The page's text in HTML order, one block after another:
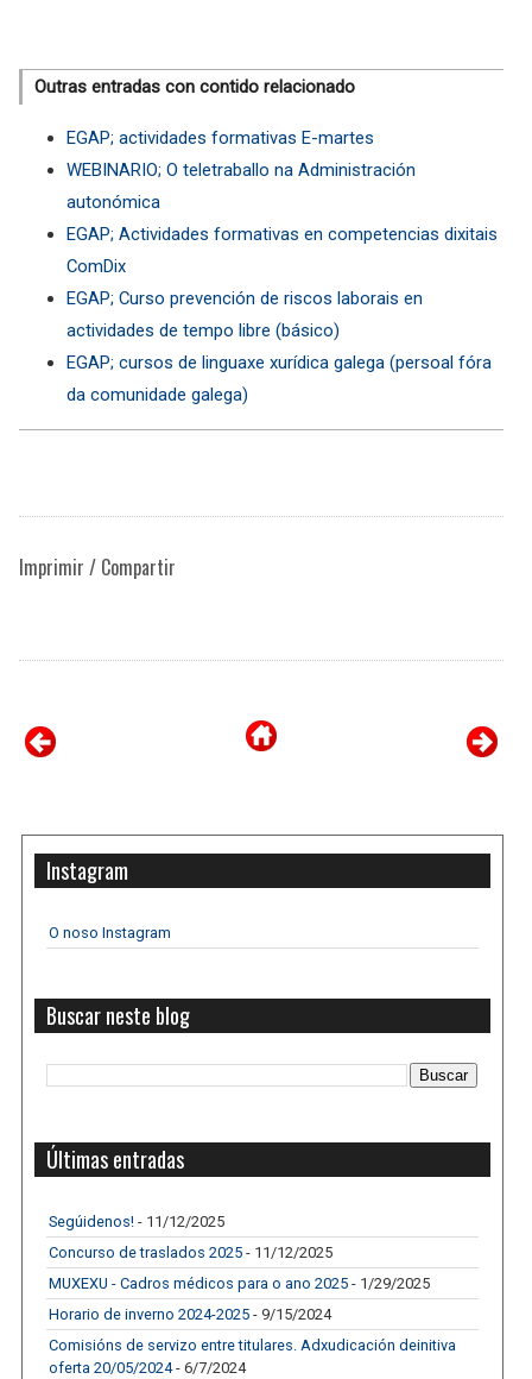
Outras entradas con contido relacionado
EGAP; actividades formativas E-martes
WEBINARIO; O teletraballo na Administración
autonómica
EGAP; Actividades formativas en competencias dixitais
ComDix
EGAP; Curso prevención de riscos laborais en
actividades de tempo libre (básico)
EGAP; cursos de linguaxe xurídica galega (persoal fóra
da comunidade galega)
Imprimir / Compartir
Instagram
O noso Instagram
Buscar neste blog
Últimas entradas
Segúidenos! - 11/12/2025
Concurso de traslados 2025 - 11/12/2025
MUXEXU - Cadros médicos para o ano 2025 - 1/29/2025
Horario de inverno 2024-2025 - 9/15/2024
Comisións de servizo entre titulares. Adxudicación deinitiva
oferta 20/05/2024- 6/7/2024